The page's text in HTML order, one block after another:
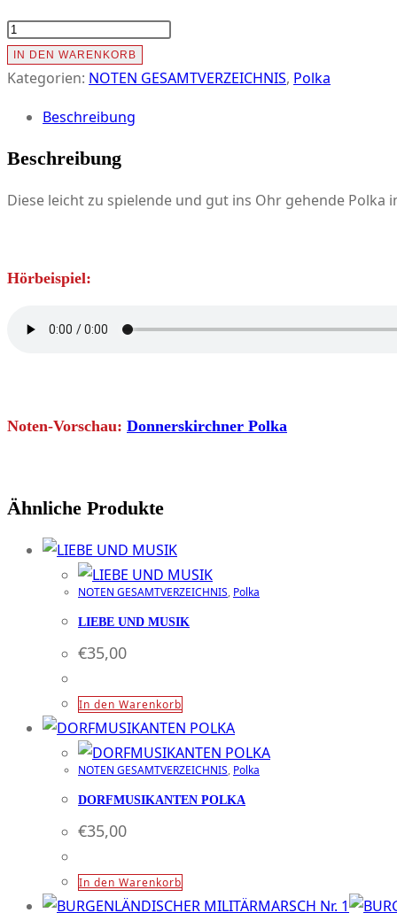
DONNERSKIRCHNER
POLKA
Menge
IN DEN WARENKORB
Kategorien: NOTEN GESAMTVERZEICHNIS, Polka
Beschreibung
Beschreibung
Diese leicht zu spielende und gut ins Ohr gehende
Hörbeispiel:
Noten-Vorschau: Donnerskirchner Polka
Ähnliche Produkte
NOTEN GESAMTVERZEICHNIS, Polka
LIEBE UND MUSIK
€35,00
In den Warenkorb
NOTEN GESAMTVERZEICHNIS, Polka
DORFMUSIKANTEN POLKA
€35,00
In den Warenkorb